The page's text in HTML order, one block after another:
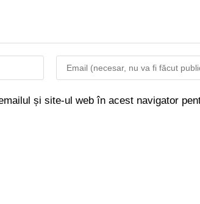
și site-ul web în acest navigator